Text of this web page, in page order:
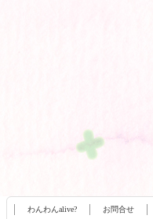
わんわんalive? お問合せ